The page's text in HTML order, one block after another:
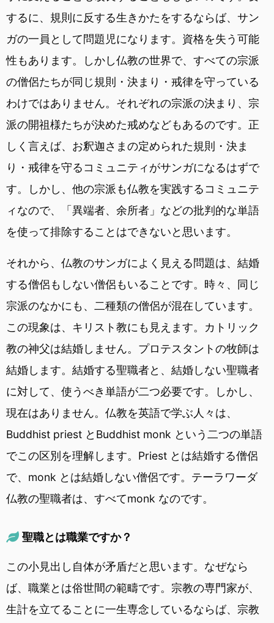
するに、規則に反する生きかたをするならば、サン
ガの一員として問題児になります。資格を失う可能
性もあります。しかし仏教の世界で、すべての宗派
の僧侶たちが同じ規則・決まり・戒律を守っている
わけではありません。それぞれの宗派の決まり、宗
派の開祖様たちが決めた戒めなどもあるのです。正
しく言えば、お釈迦さまの定められた規則・決ま
り・戒律を守るコミュニティがサンガになるはずで
す。しかし、他の宗派も仏教を実践するコミュニテ
ィなので、「異端者、余所者」などの批判的な単語
を使って排除することはできないと思います。
それから、仏教のサンガによく見える問題は、結婚
する僧侶もしない僧侶もいることです。時々、同じ
宗派のなかにも、二種類の僧侶が混在しています。
この現象は、キリスト教にも見えます。カトリック
教の神父は結婚しません。プロテスタントの牧師は
結婚します。結婚する聖職者と、結婚しない聖職者
に対して、使うべき単語が二つ必要です。しかし、
現在はありません。仏教を英語で学ぶ人々は、
Buddhist priest とBuddhist monk という二つの単語
でこの区別を理解します。Priest とは結婚する僧侶
で、monk とは結婚しない僧侶です。テーラワーダ
仏教の聖職者は、すべてmonk なのです。
聖職とは職業ですか？
この小見出し自体が矛盾だと思います。なぜなら
ば、職業とは俗世間の範疇です。宗教の専門家が、
生計を立てることに一生専念しているならば、宗教